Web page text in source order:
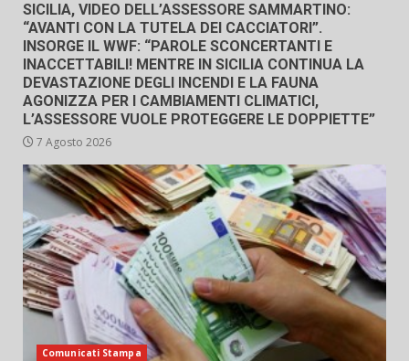
SICILIA, VIDEO DELL’ASSESSORE SAMMARTINO:
“AVANTI CON LA TUTELA DEI CACCIATORI”.
INSORGE IL WWF: “PAROLE SCONCERTANTI E
INACCETTABILI! MENTRE IN SICILIA CONTINUA LA
DEVASTAZIONE DEGLI INCENDI E LA FAUNA
AGONIZZA PER I CAMBIAMENTI CLIMATICI,
L’ASSESSORE VUOLE PROTEGGERE LE DOPPIETTE”
7 Agosto 2026
Comunicati Stampa